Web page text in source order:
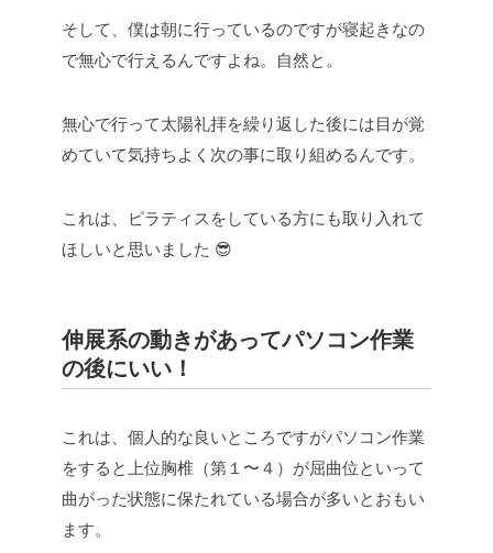
そして、僕は朝に行っているのですが寝起きなの
で無心で行えるんですよね。自然と。
無心で行って太陽礼拝を繰り返した後には目が覚
めていて気持ちよく次の事に取り組めるんです。
これは、ピラティスをしている方にも取り入れて
ほしいと思いました 😎
伸展系の動きがあってパソコン作業
の後にいい！
これは、個人的な良いところですがパソコン作業
をすると上位胸椎（第１〜４）が屈曲位といって
曲がった状態に保たれている場合が多いとおもい
ます。